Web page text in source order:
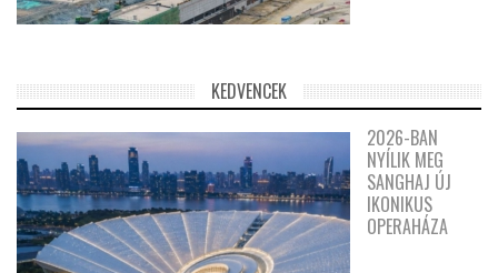
KEDVENCEK
2026-BAN
NYÍLIK MEG
SANGHAJ ÚJ
IKONIKUS
OPERAHÁZA